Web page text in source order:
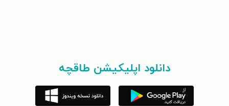
دانلود اپلیکیشن طاقچه